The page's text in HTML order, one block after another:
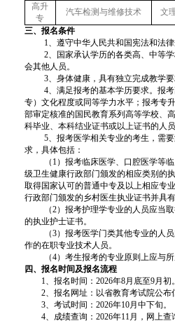
高升
专
汽车检测与维修技术 文
三、报名条件
1、遵守中华人民共和国宪法和法
2、国家承认学历的各类高、中等
会其他人员。
3、身体健康，具有独立完成教学要
4、 满足报考的基本学历要求。 报
专）文化程度或同等学力水平； 报考专
部审定核准的国民教育系列高等学校、
科毕业、本科结业证书或以上证书的人员
5、报考医学相关专业的考生，需
求，具体包括：
（ 1）报考临床医学、口腔医学等
级卫生健康行政部门颁发的相应类别的
取得国家认可的普通中专及以上相应专
行政部门颁发的乡村医生执业证书并具
（2）报考护理学专业的人员应当
的执业护士证书。
（3）报考医学门类其他专业的人
作的在职专业技术人员。
（4）考生报考的专业原则上应与所
四、报名时间及报名流程
1、报名时间：2026年8月底至9月初。
2、报名网址：以省教育考试院公布
3、考试时间：2026年10月中下旬。
4、成绩查询：2026年11月，网上查